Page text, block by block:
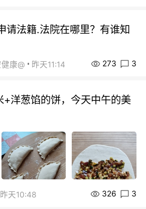
请法籍.法院在哪里？有谁知
康@ 昨天11:14 273 3
洋葱馅的饼，今天中午的美
昨天10:48 326 3